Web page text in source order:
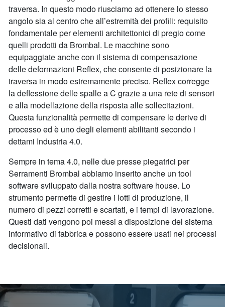
traversa. In questo modo riusciamo ad ottenere lo stesso
angolo sia al centro che all’estremità dei profili: requisito
fondamentale per elementi architettonici di pregio come
quelli prodotti da Brombal. Le macchine sono
equipaggiate anche con il sistema di compensazione
delle deformazioni Reflex, che consente di posizionare la
traversa in modo estremamente preciso. Reflex corregge
la deflessione delle spalle a C grazie a una rete di sensori
e alla modellazione della risposta alle sollecitazioni.
Questa funzionalità permette di compensare le derive di
processo ed è uno degli elementi abilitanti secondo i
dettami Industria 4.0.
Sempre in tema 4.0, nelle due presse piegatrici per
Serramenti Brombal abbiamo inserito anche un tool
software sviluppato dalla nostra software house. Lo
strumento permette di gestire i lotti di produzione, il
numero di pezzi corretti e scartati, e i tempi di lavorazione.
Questi dati vengono poi messi a disposizione del sistema
informativo di fabbrica e possono essere usati nei processi
decisionali.